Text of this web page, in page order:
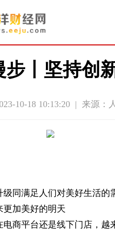
步丨坚持创
10-18 10:13:20 | 来源：
级同满足人们对美好生活的
更加美好的明天
电商平台还是线下门店，